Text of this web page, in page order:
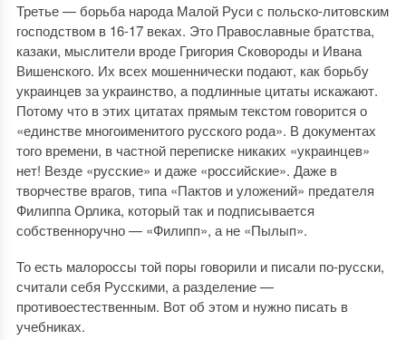
Третье — борьба народа Малой Руси с польско-литовским
господством в 16-17 веках. Это Православные братства,
казаки, мыслители вроде Григория Сковороды и Ивана
Вишенского. Их всех мошеннически подают, как борьбу
украинцев за украинство, а подлинные цитаты искажают.
Потому что в этих цитатах прямым текстом говорится о
«единстве многоименитого русского рода». В документах
того времени, в частной переписке никаких «украинцев»
нет! Везде «русские» и даже «российские». Даже в
творчестве врагов, типа «Пактов и уложений» предателя
Филиппа Орлика, который так и подписывается
собственноручно — «Филипп», а не «Пылып».
То есть малороссы той поры говорили и писали по-русски,
считали себя Русскими, а разделение —
противоестественным. Вот об этом и нужно писать в
учебниках.